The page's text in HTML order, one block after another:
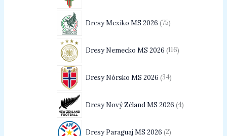
Dresy Mexiko MS 2026 75
Dresy Nemecko MS 2026 116
Dresy Nórsko MS 2026 34
Dresy Nový Zéland MS 2026 4
Dresy Paraguaj MS 2026 2